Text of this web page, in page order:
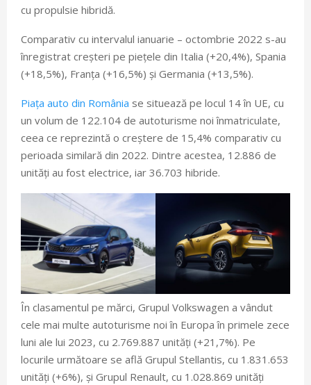
cu propulsie hibridă.
Comparativ cu intervalul ianuarie – octombrie 2022 s-au
înregistrat creșteri pe piețele din Italia (+20,4%), Spania
(+18,5%), Franța (+16,5%) și Germania (+13,5%).
Piața auto din România se situează pe locul 14 în UE, cu
un volum de 122.104 de autoturisme noi înmatriculate,
ceea ce reprezintă o creștere de 15,4% comparativ cu
perioada similară din 2022. Dintre acestea, 12.886 de
unități au fost electrice, iar 36.703 hibride.
În clasamentul pe mărci, Grupul Volkswagen a vândut
cele mai multe autoturisme noi în Europa în primele zece
luni ale lui 2023, cu 2.769.887 unități (+21,7%). Pe
locurile următoare se află Grupul Stellantis, cu 1.831.653
unități (+6%), și Grupul Renault, cu 1.028.869 unități